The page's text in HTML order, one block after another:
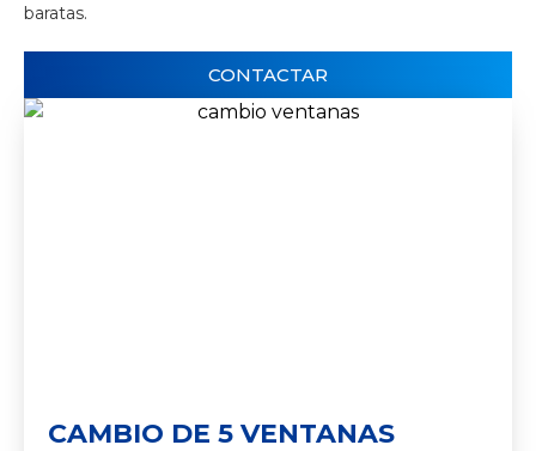
baratas.
CONTACTAR
CAMBIO DE 5 VENTANAS